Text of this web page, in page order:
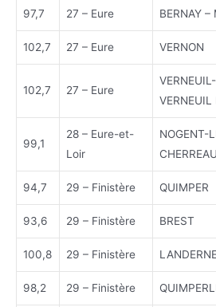
97,7 27 – Eure BERNAY –
102,7 27 – Eure VERNON
102,7 27 – Eure
VERNEUIL
99,1
28 – Eure-et-
Loir
NOGENT-
CHERREAU
94,7 29 – Finistère QUIMPER
93,6 29 – Finistère BREST
100,8 29 – Finistère
98,2 29 – Finistère